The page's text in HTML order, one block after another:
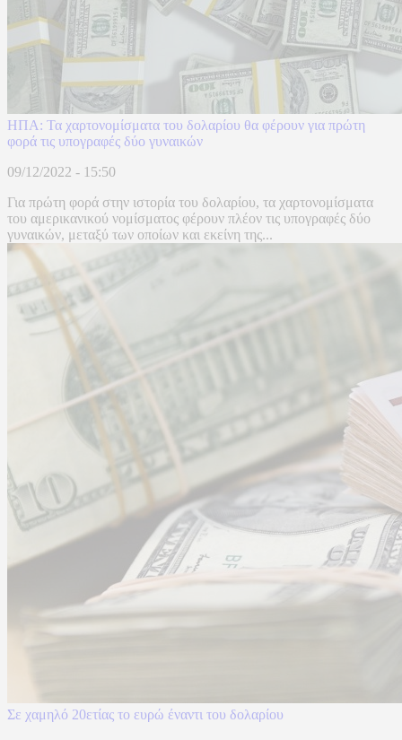
ΗΠΑ: Τα χαρτονομίσματα του δολαρίου θα φέρουν για πρώτη
φορά τις υπογραφές δύο γυναικών
09/12/2022 - 15:50
Για πρώτη φορά στην ιστορία του δολαρίου, τα χαρτονομίσματα
του αμερικανικού νομίσματος φέρουν πλέον τις υπογραφές δύο
γυναικών, μεταξύ των οποίων και εκείνη της...
Σε χαμηλό 20ετίας το ευρώ έναντι του δολαρίου